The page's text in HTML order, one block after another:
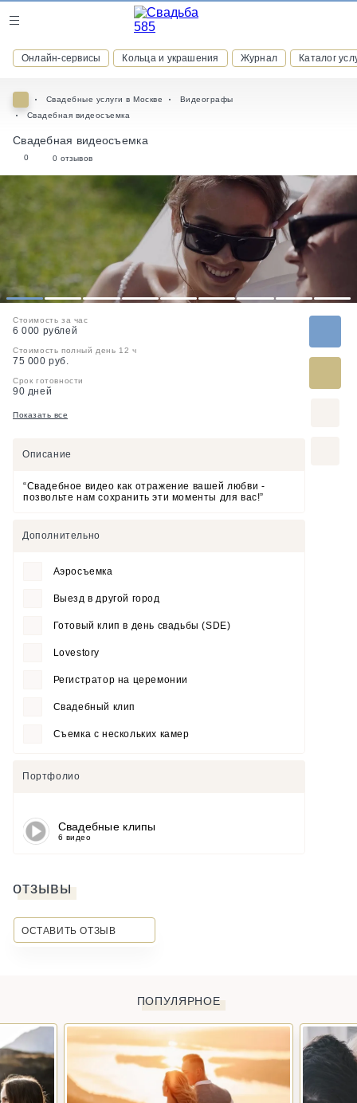
Онлайн-сервисы Кольца и украшения Журнал Каталог
присоединяйтесь к закрытому сообществу и получайте
скидки и бонусы за участие
РЕГИСТРАЦИЯ
Свадебные услуги в Москве
Видеографы
Свадебная видеосъемка
Свадебная видеосъемка
0 0 отзывов
1 2 3 4 5 6 7 8 9
Стоимость за час
6 000 рублей
Стоимость полный день 12 ч
75 000 руб.
Срок готовности
90 дней
Показать все
Описание
“Свадебное видео как отражение вашей любви -
позвольте нам сохранить эти моменты для вас!”
Дополнительно
Аэросъемка
Выезд в другой город
Готовый клип в день свадьбы (SDE)
Lovestory
Регистратор на церемонии
Свадебный клип
Съемка с нескольких камер
Портфолио
Свадебные клипы
6 видео
отзывы
ОСТАВИТЬ ОТЗЫВ
ПОПУЛЯРНОЕ